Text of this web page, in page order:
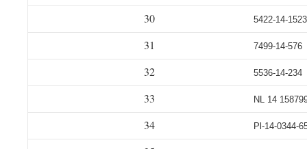
30 5422-14-1523
31 7499-14-576
32 5536-14-234
33 NL 14
34 Pl-14-0344-